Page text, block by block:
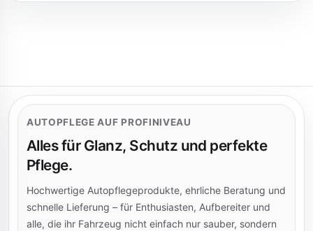
AUTOPFLEGE AUF PROFINIVEAU
Alles für Glanz, Schutz und perfekte
Pflege.
Hochwertige Autopflegeprodukte, ehrliche Beratung und
schnelle Lieferung – für Enthusiasten, Aufbereiter und
alle, die ihr Fahrzeug nicht einfach nur sauber, sondern